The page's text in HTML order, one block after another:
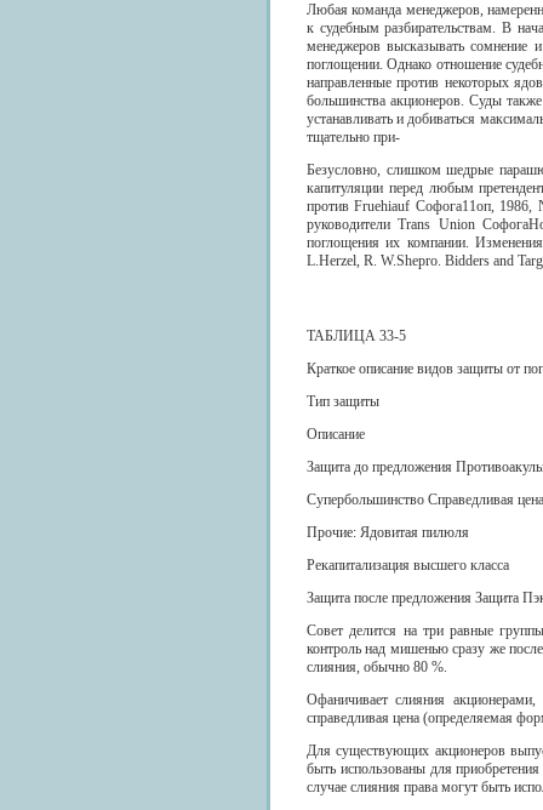
Любая команда менеджеров,
к судебным разбирательствам. В
менеджеров высказывать сомнение
поглощении. Однако отношение
направленные против некоторых
большинства акционеров. Суды
устанавливать и добиваться
тщательно при-
Безусловно, слишком шедрые
капитуляции перед любым
против Fruehiauf Софога11оп, 1986,
руководители Trans Union
поглощения их компании.
L.Herzel, R. W.Shepro. Bidders and
ТАБЛИЦА 33-5
Краткое описание видов защиты от
Тип защиты
Описание
Защита до предложения
Супербольшинство Справедливая цена
Прочие: Ядовитая пилюля
Рекапитализация высшего класса
Защита после предложения Защита
Совет делится на три равные
контроль над мишенью сразу же
слияния, обычно 80 %.
Офаничивает слияния
справедливая цена (определяемая
Для существующих акционеров
быть использованы для
случае слияния права могут быть